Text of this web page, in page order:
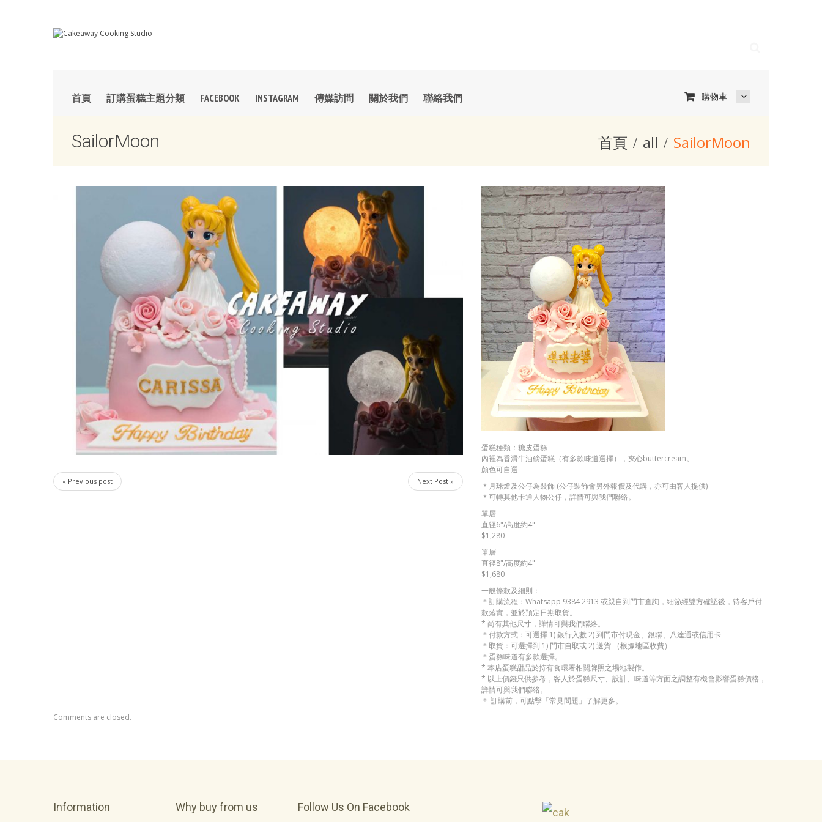
首頁 訂購蛋糕主題分類 FACEBOOK INSTAGRAM 傳媒訪問 關於我們 聯絡我們 購物車
SailorMoon 首頁 all SailorMoon
« Previous post Next Post »
蛋糕種類：糖皮蛋糕
內裡為香滑牛油磅蛋糕（有多款味道選擇），夾心buttercream。
顏色可自選
＊月球燈及公仔為裝飾 (公仔裝飾會另外報價及代購，亦可由客人提供)
＊可轉其他卡通人物公仔，詳情可與我們聯絡。
單層
直徑6"/高度約4"
$1,280
單層
直徑8"/高度約4"
$1,680
一般條款及細則：
＊訂購流程：Whatsapp 9384 2913 或親自到門市查詢，細節經雙方確認後，待客戶付
款落實，並於預定日期取貨。
* 尚有其他尺寸，詳情可與我們聯絡。
＊付款方式：可選擇 1) 銀行入數 2) 到門市付現金、銀聯、八達通或信用卡
＊取貨：可選擇到 1) 門市自取或 2) 送貨 （根據地區收費）
＊蛋糕味道有多款選擇。
* 本店蛋糕甜品於持有食環署相關牌照之場地製作。
* 以上價錢只供參考，客人於蛋糕尺寸、設計、味道等方面之調整有機會影響蛋糕價格，
詳情可與我們聯絡。
＊ 訂購前，可點擊「常見問題」了解更多。
Comments are closed.
Information Why buy from us Follow Us On Facebook